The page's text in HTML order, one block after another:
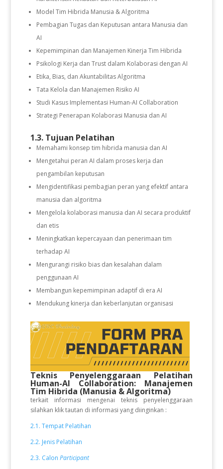
Model Tim Hibrida Manusia & Algoritma
Pembagian Tugas dan Keputusan antara Manusia dan
AI
Kepemimpinan dan Manajemen Kinerja Tim Hibrida
Psikologi Kerja dan Trust dalam Kolaborasi dengan AI
Etika, Bias, dan Akuntabilitas Algoritma
Tata Kelola dan Manajemen Risiko AI
Studi Kasus Implementasi Human-AI Collaboration
Strategi Penerapan Kolaborasi Manusia dan AI
1.3. Tujuan Pelatihan
Memahami konsep tim hibrida manusia dan AI
Mengetahui peran AI dalam proses kerja dan
pengambilan keputusan
Mengidentifikasi pembagian peran yang efektif antara
manusia dan algoritma
Mengelola kolaborasi manusia dan AI secara produktif
dan etis
Meningkatkan kepercayaan dan penerimaan tim
terhadap AI
Mengurangi risiko bias dan kesalahan dalam
penggunaan AI
Membangun kepemimpinan adaptif di era AI
Mendukung kinerja dan keberlanjutan organisasi
Teknis Penyelenggaraan Pelatihan
Human-AI Collaboration: Manajemen
Tim Hibrida (Manusia & Algoritma)
terkait informasi mengenai teknis penyelenggaraan
silahkan klik tautan di informasi yang diinginkan :
2.1. Tempat Pelatihan
2.2. Jenis Pelatihan
2.3. Calon Participant